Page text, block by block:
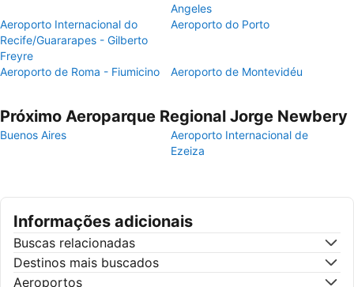
Angeles
Aeroporto Internacional do
Recife/Guararapes - Gilberto
Freyre
Aeroporto do Porto
Aeroporto de Roma - Fiumicino Aeroporto de Montevidéu
Próximo Aeroparque Regional Jorge Newbery
Buenos Aires
Aeroporto Internacional de
Ezeiza
Informações adicionais
Buscas relacionadas
Destinos mais buscados
Aeroportos